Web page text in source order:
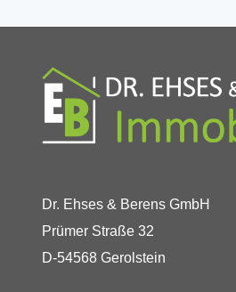
Dr. Ehses & Berens GmbH
Prümer Straße 32
D-54568 Gerolstein